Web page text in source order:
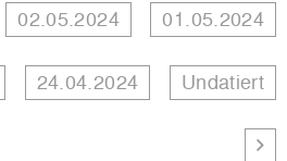
02.05.2024 01.05.2024
24.04.2024 Undatiert